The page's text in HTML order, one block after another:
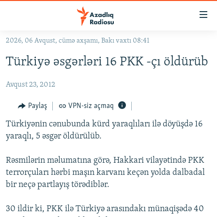
Əsas
qayıt
naviqasiyaya
Axtarışa
keç
#İZAHLA
KORRUPSIOMETR
#ƏSLINDƏ
FƏRQƏ BAX
QANUNI DOĞRU
ARAŞDIRMA
MULTIMEDIA
VIDEO
FOTOQALEREYA
RADIO ARXIV
OXU ZALI
HAQQIMIZDA
2026, 06 Avqust, cümə axşamı, Bakı vaxtı 08:41
Türkiyə əsgərləri 16 PKK -çı öldürüb
Avqust 23, 2012
Paylaş VPN-siz açmaq
Türkiyənin cənubunda kürd yaraqlıları ilə döyüşdə 16
yaraqlı, 5 əsgər öldürülüb.
Rəsmilərin məlumatına görə, Hakkari vilayətində PKK
terrorçuları hərbi maşın karvanı keçən yolda dalbadal
bir neçə partlayış törədiblər.
30 ildir ki, PKK ilə Türkiyə arasındakı münaqişədə 40